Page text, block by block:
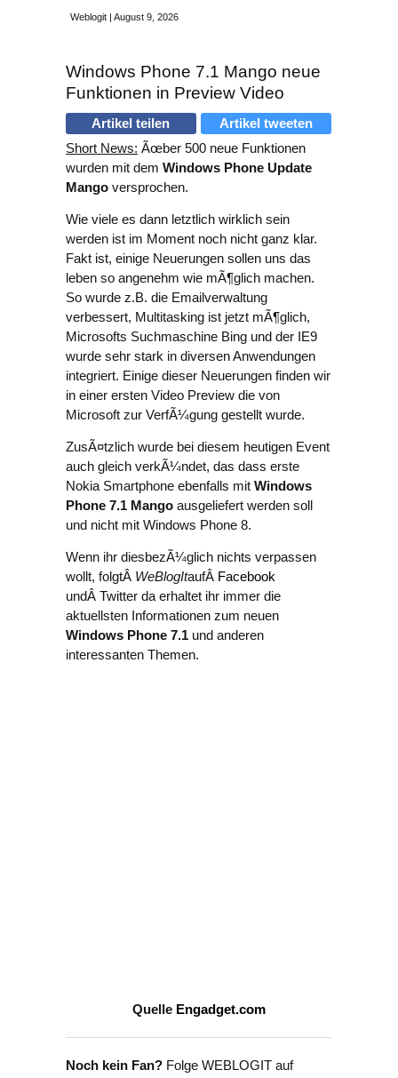
Weblogit | August 9, 2026
Windows Phone 7.1 Mango neue
Funktionen in Preview Video
Artikel teilen
Artikel tweeten
Short News: Ãœber 500 neue Funktionen
wurden mit dem Windows Phone Update
Mango versprochen.
Wie viele es dann letztlich wirklich sein
werden ist im Moment noch nicht ganz klar.
Fakt ist, einige Neuerungen sollen uns das
leben so angenehm wie mÃ¶glich machen.
So wurde z.B. die Emailverwaltung
verbessert, Multitasking ist jetzt mÃ¶glich,
Microsofts Suchmaschine Bing und der IE9
wurde sehr stark in diversen Anwendungen
integriert. Einige dieser Neuerungen finden wir
in einer ersten Video Preview die von
Microsoft zur VerfÃ¼gung gestellt wurde.
ZusÃ¤tzlich wurde bei diesem heutigen Event
auch gleich verkÃ¼ndet, das dass erste
Nokia Smartphone ebenfalls mit Windows
Phone 7.1 Mango ausgeliefert werden soll
und nicht mit Windows Phone 8.
Wenn ihr diesbezÃ¼glich nichts verpassen
wollt, folgtÂ WeBlogItaufÂ Facebook
undÂ Twitter da erhaltet ihr immer die
aktuellsten Informationen zum neuen
Windows Phone 7.1 und anderen
interessanten Themen.
Quelle Engadget.com
Noch kein Fan? Folge WEBLOGIT auf